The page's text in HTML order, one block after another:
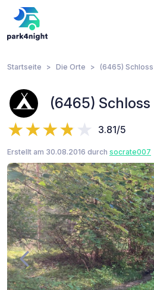
Startseite Die Orte (6465)
(6465)
3.81/5
Erstellt am 30.08.2016 durch socrate007